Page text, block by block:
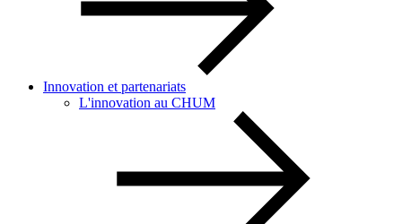
Innovation et partenariats
L'innovation au CHUM